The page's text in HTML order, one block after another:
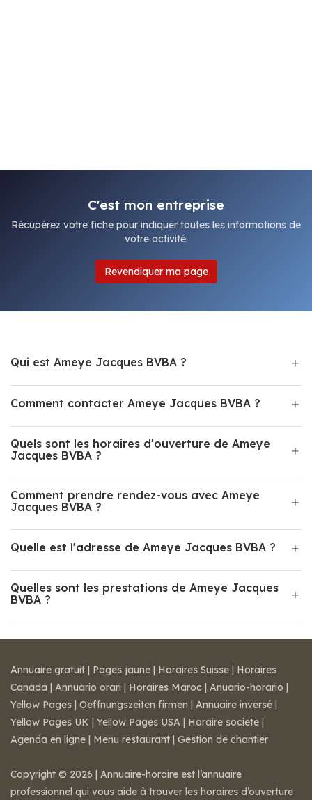
C'est mon entreprise
Récupérez votre fiche pour indiquer toutes les informations de
votre activité.
Revendiquer ma page
Qui est Ameye Jacques BVBA ?
Comment contacter Ameye Jacques BVBA ?
Quels sont les horaires d'ouverture de Ameye
Jacques BVBA ?
Comment prendre rendez-vous avec Ameye
Jacques BVBA ?
Quelle est l'adresse de Ameye Jacques BVBA ?
Quelles sont les prestations de Ameye Jacques
BVBA ?
Annuaire gratuit | Pages jaune | Horaires Suisse | Horaires
Canada | Annuario orari | Horaires Maroc | Anuario-horario |
Yellow Pages | Oeffnungszeiten firmen | Annuaire inversé |
Yellow Pages UK | Yellow Pages USA | Horaire societe |
Agenda en ligne | Menu restaurant | Gestion de chantier
Copyright © 2026 | Annuaire-horaire est l’annuaire
professionnel qui vous aide à trouver les horaires d’ouverture